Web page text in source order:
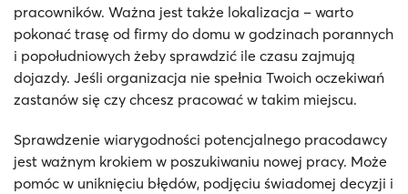
pracowników. Ważna jest także lokalizacja – warto
pokonać trasę od firmy do domu w godzinach porannych
i popołudniowych żeby sprawdzić ile czasu zajmują
dojazdy. Jeśli organizacja nie spełnia Twoich oczekiwań
zastanów się czy chcesz pracować w takim miejscu.
Sprawdzenie wiarygodności potencjalnego pracodawcy
jest ważnym krokiem w poszukiwaniu nowej pracy. Może
pomóc w uniknięciu błędów, podjęciu świadomej decyzji i